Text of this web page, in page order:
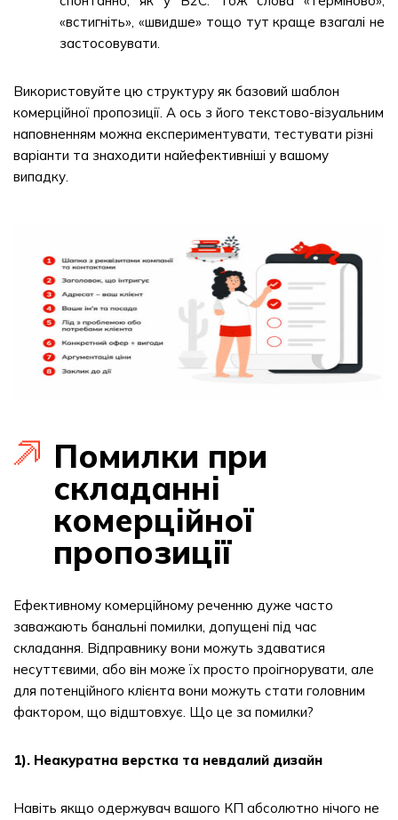
«встигніть», «швидше» тощо тут краще взагалі не
застосовувати.
Використовуйте цю структуру як базовий шаблон
комерційної пропозиції. А ось з його текстово-візуальним
наповненням можна експериментувати, тестувати різні
варіанти та знаходити найефективніші у вашому
випадку.
Помилки при
складанні
комерційної
пропозиції
Ефективному комерційному реченню дуже часто
заважають банальні помилки, допущені під час
складання. Відправнику вони можуть здаватися
несуттєвими, або він може їх просто проігнорувати, але
для потенційного клієнта вони можуть стати головним
фактором, що відштовхує. Що це за помилки?
1). Неакуратна верстка та невдалий дизайн
Навіть якщо одержувач вашого КП абсолютно нічого не